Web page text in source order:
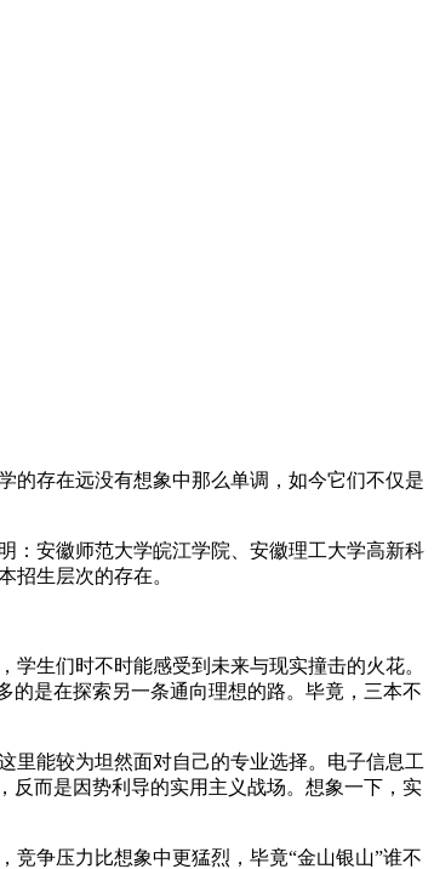
的存在远没有想象中那么单调，如今它们不仅是
：安徽师范大学皖江学院、安徽理工大学高新科
招生层次的存在。
生们时不时能感受到未来与现实撞击的火花。
的是在探索另一条通向理想的路。毕竟，三本不
里能较为坦然面对自己的专业选择。电子信息工
反而是因势利导的实用主义战场。想象一下，实
争压力比想象中更猛烈，毕竟“金山银山”谁不